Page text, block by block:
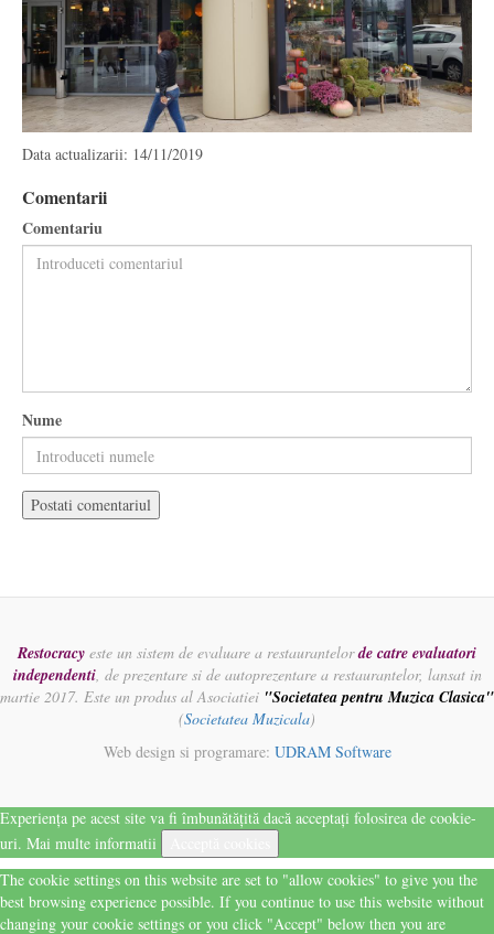
Data actualizarii: 14/11/2019
Comentarii
Comentariu
Nume
Restocracy este un sistem de evaluare a restaurantelorde catre evaluatori
independenti, de prezentare si de autoprezentare a restaurantelor, lansat in
martie 2017. Este un produs al Asociatiei "Societatea pentru Muzica Clasica"
(Societatea Muzicala)
Web design si programare: UDRAM Software
Experiența pe acest site va fi îmbunătățită dacă acceptați folosirea de cookie-
uri. Mai multe informatii
The cookie settings on this website are set to "allow cookies" to give you the
best browsing experience possible. If you continue to use this website without
changing your cookie settings or you click "Accept" below then you are